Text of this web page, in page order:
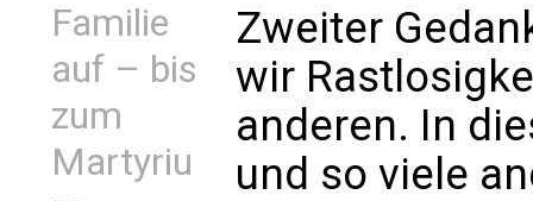
Familie
auf – bis
zum
Martyriu
Zweiter
wir
anderen. In
und so viele